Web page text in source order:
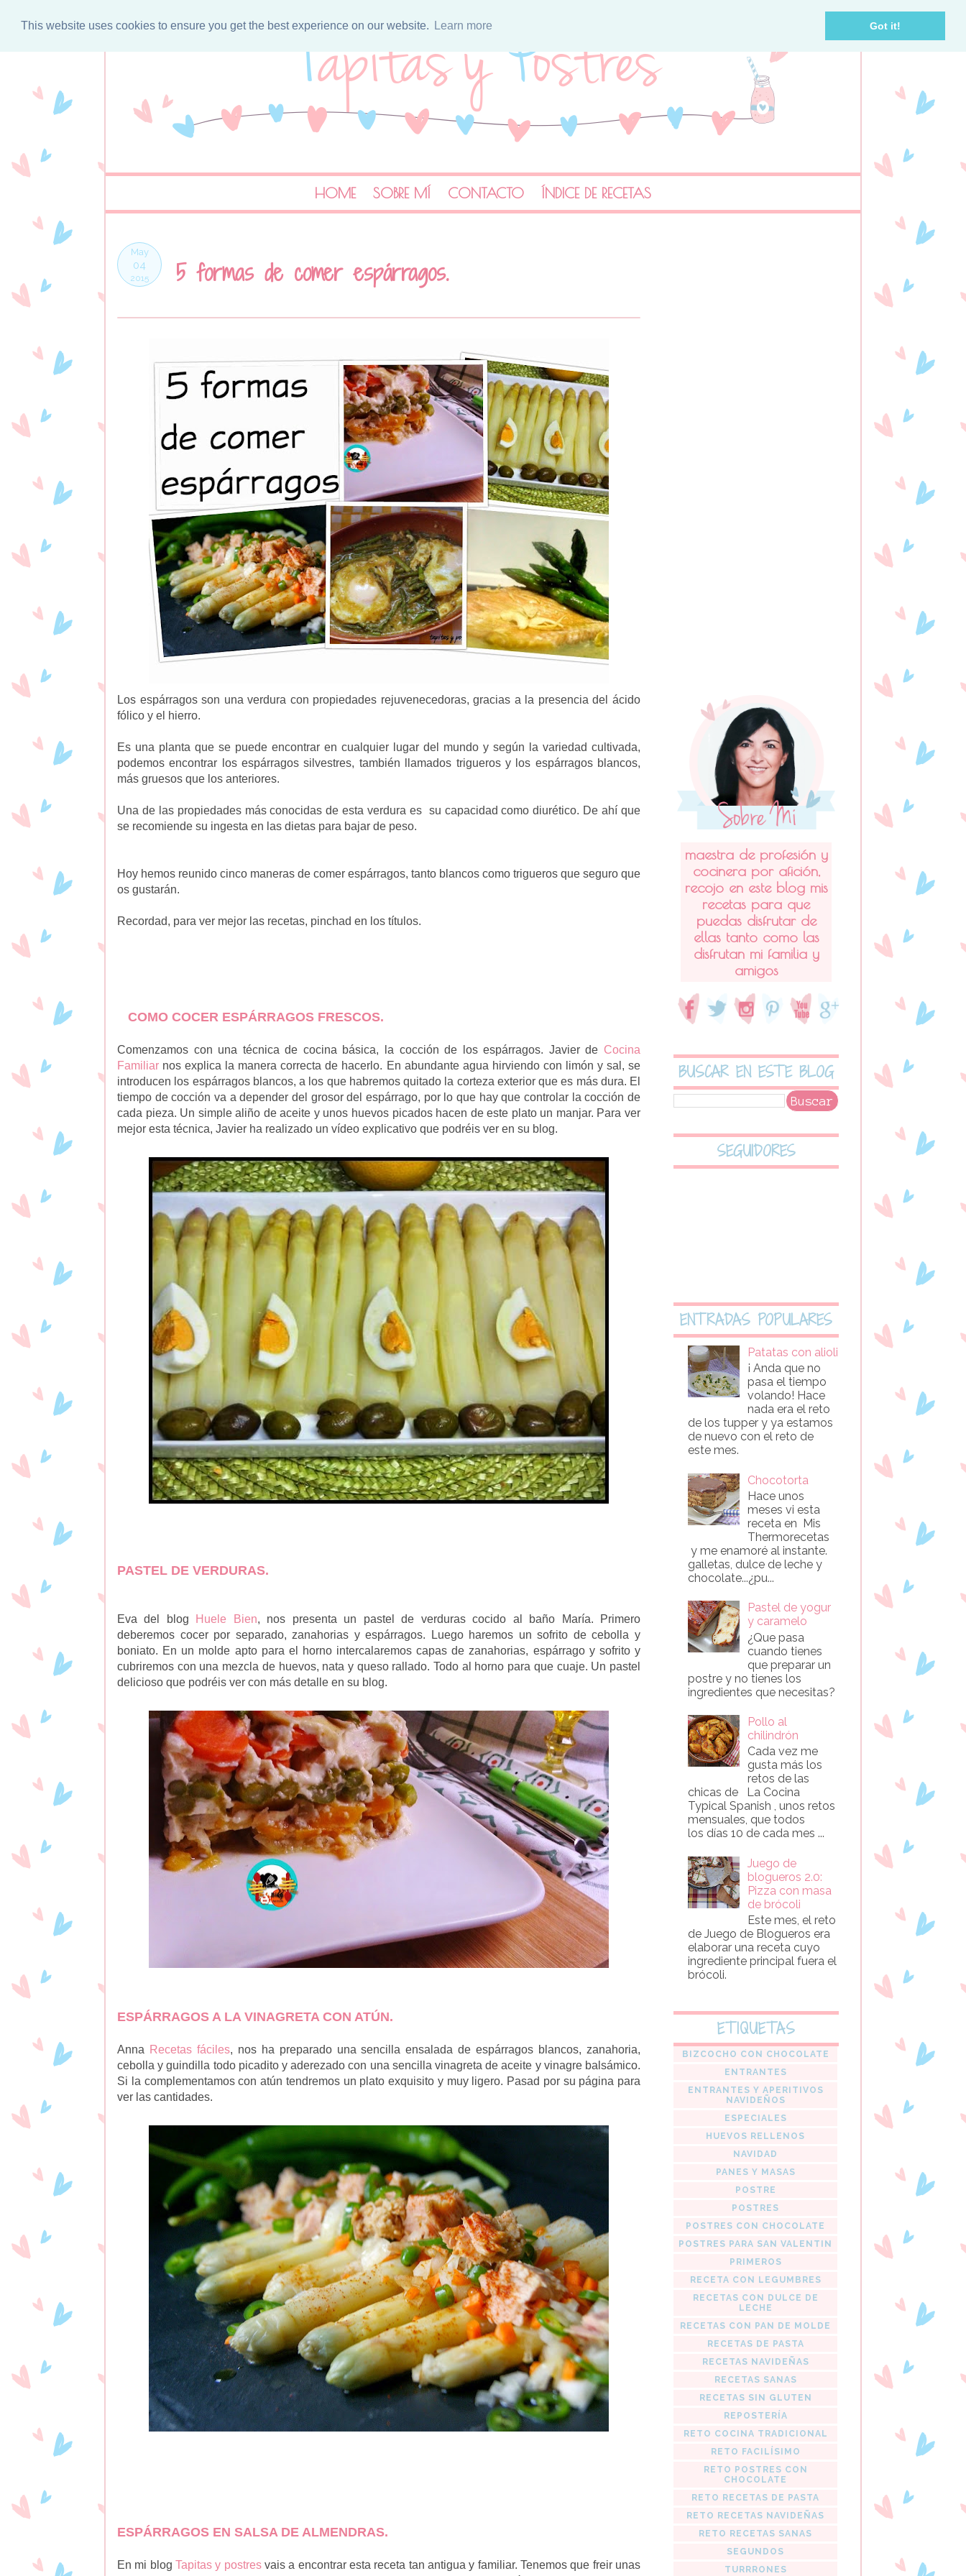
This website uses cookies to ensure you get the best experience on our website. Learn more Got it!
HOME SOBRE MÍ CONTACTO ÍNDICE DE RECETAS
May
04
2015 5 formas de comer espárragos.
Los espárragos son una verdura con propiedades rejuvenecedoras, gracias a la presencia del ácido
fólico y el hierro.
Es una planta que se puede encontrar en cualquier lugar del mundo y según la variedad cultivada,
podemos encontrar los espárragos silvestres, también llamados trigueros y los espárragos blancos,
más gruesos que los anteriores.
Una de las propiedades más conocidas de esta verdura es su capacidad como diurético. De ahí que
se recomiende su ingesta en las dietas para bajar de peso.
Hoy hemos reunido cinco maneras de comer espárragos, tanto blancos como trigueros que seguro que
os gustarán.
Recordad, para ver mejor las recetas, pinchad en los títulos.
COMO COCER ESPÁRRAGOS FRESCOS.
Comenzamos con una técnica de cocina básica, la cocción de los espárragos. Javier de Cocina
Familiar nos explica la manera correcta de hacerlo. En abundante agua hirviendo con limón y sal, se
introducen los espárragos blancos, a los que habremos quitado la corteza exterior que es más dura. El
tiempo de cocción va a depender del grosor del espárrago, por lo que hay que controlar la cocción de
cada pieza. Un simple aliño de aceite y unos huevos picados hacen de este plato un manjar. Para ver
mejor esta técnica, Javier ha realizado un vídeo explicativo que podréis ver en su blog.
PASTEL DE VERDURAS.
Eva del blog Huele Bien, nos presenta un pastel de verduras cocido al baño María. Primero
deberemos cocer por separado, zanahorias y espárragos. Luego haremos un sofrito de cebolla y
boniato. En un molde apto para el horno intercalaremos capas de zanahorias, espárrago y sofrito y
cubriremos con una mezcla de huevos, nata y queso rallado. Todo al horno para que cuaje. Un pastel
delicioso que podréis ver con más detalle en su blog.
ESPÁRRAGOS A LA VINAGRETA CON ATÚN.
Anna Recetas fáciles, nos ha preparado una sencilla ensalada de espárragos blancos, zanahoria,
cebolla y guindilla todo picadito y aderezado con una sencilla vinagreta de aceite y vinagre balsámico.
Si la complementamos con atún tendremos un plato exquisito y muy ligero. Pasad por su página para
ver las cantidades.
ESPÁRRAGOS EN SALSA DE ALMENDRAS.
En mi blog Tapitas y postresvais a encontrar esta receta tan antigua y familiar. Tenemos que freir unas
maestra de profesión y
cocinera por afición,
recojo en este blog mis
recetas para que
puedas disfrutar de
ellas tanto como las
disfrutan mi familia y
amigos
BUSCAR EN ESTE BLOG
SEGUIDORES
ENTRADAS POPULARES
Patatas con alioli
¡ Anda que no
pasa el tiempo
volando! Hace
nada era el reto
de los tupper y ya estamos
de nuevo con el reto de
este mes.
Chocotorta
Hace unos
meses vi esta
receta en Mis
Thermorecetas
y me enamoré al instante.
galletas, dulce de leche y
chocolate...¿pu...
Pastel de yogur
y caramelo
¿Que pasa
cuando tienes
que preparar un
postre y no tienes los
ingredientes que necesitas?
Pollo al
chilindrón
Cada vez me
gusta más los
retos de las
chicas de La Cocina
Typical Spanish , unos retos
mensuales, que todos
los días 10 de cada mes ...
Juego de
blogueros 2.0:
Pizza con masa
de brócoli
Este mes, el reto
de Juego de Blogueros era
elaborar una receta cuyo
ingrediente principal fuera el
brócoli.
ETIQUETAS
BIZCOCHO CON CHOCOLATE
ENTRANTES
ENTRANTES Y APERITIVOS
NAVIDEÑOS
ESPECIALES
HUEVOS RELLENOS
NAVIDAD
PANES Y MASAS
POSTRE
POSTRES
POSTRES CON CHOCOLATE
POSTRES PARA SAN VALENTIN
PRIMEROS
RECETA CON LEGUMBRES
RECETAS CON DULCE DE
LECHE
RECETAS CON PAN DE MOLDE
RECETAS DE PASTA
RECETAS NAVIDEÑAS
RECETAS SANAS
RECETAS SIN GLUTEN
REPOSTERÍA
RETO COCINA TRADICIONAL
RETO FACILÍSIMO
RETO POSTRES CON
CHOCOLATE
RETO RECETAS DE PASTA
RETO RECETAS NAVIDEÑAS
RETO RECETAS SANAS
SEGUNDOS
TURRRONES